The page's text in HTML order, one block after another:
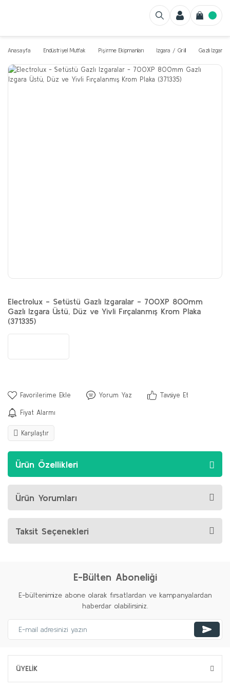
Anasayfa Endüstriyel Mutfak Pişirme Ekipmanları Izgara / Grill Gazlı
Electrolux - Setüstü Gazlı Izgaralar - 700XP 800mm
Gazlı Izgara Üstü, Düz ve Yivli Fırçalanmış Krom Plaka
(371335)
Yorum Yaz Tavsiye Et
Fiyat Alarmı
Karşılaştır
Ürün Özellikleri
Ürün Yorumları
Taksit Seçenekleri
E-Bülten Aboneliği
E-bültenimize abone olarak fırsatlardan ve kampanyalardan
haberdar olabilirsiniz.
ÜYELİK